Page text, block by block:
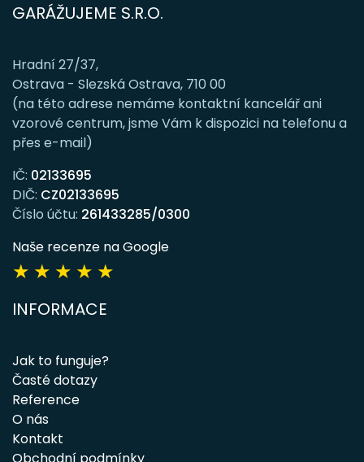
GARÁŽUJEME S.R.O.
Hradní 27/37,
Ostrava - Slezská Ostrava, 710 00
(na této adrese nemáme kontaktní kancelář ani
vzorové centrum, jsme Vám k dispozici na telefonu a
přes e-mail)
IČ: 02133695
DIČ: CZ02133695
Číslo účtu: 261433285/0300
Naše recenze na Google
★ ★ ★ ★ ★
INFORMACE
Jak to funguje?
Časté dotazy
Reference
O nás
Kontakt
Obchodní podmínky